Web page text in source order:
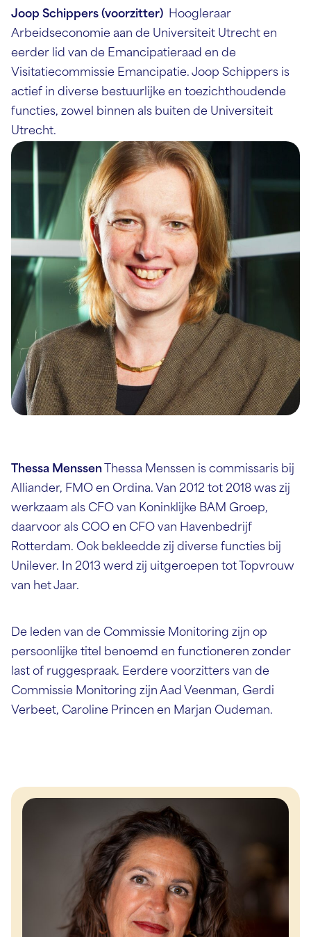
Joop Schippers (voorzitter)
Hoogleraar
Arbeidseconomie aan de Universiteit Utrecht en
eerder lid van de Emancipatieraad en de
Visitatiecommissie Emancipatie. Joop Schippers is
actief in diverse bestuurlijke en toezichthoudende
functies, zowel binnen als buiten de Universiteit
Utrecht.
Thessa Menssen Thessa Menssen is commissaris bij
Alliander, FMO en Ordina. Van 2012 tot 2018 was zij
werkzaam als CFO van Koninklijke BAM Groep,
daarvoor als COO en CFO van Havenbedrijf
Rotterdam. Ook bekleedde zij diverse functies bij
Unilever. In 2013 werd zij uitgeroepen tot Topvrouw
van het Jaar.
De leden van de Commissie Monitoring zijn op
persoonlijke titel benoemd en functioneren zonder
last of ruggespraak. Eerdere voorzitters van de
Commissie Monitoring zijn Aad Veenman, Gerdi
Verbeet, Caroline Princen en Marjan Oudeman.